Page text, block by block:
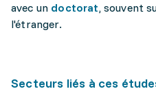
avec un doctorat, souvent
l'étranger.
Secteurs liés à ces